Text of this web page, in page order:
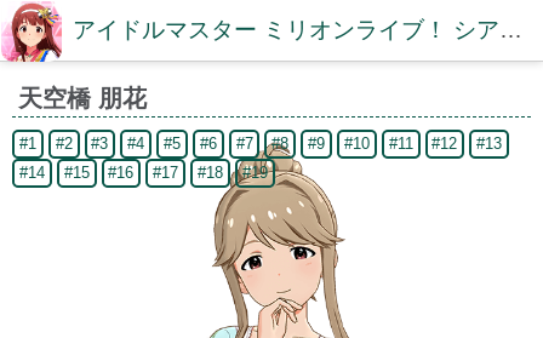
アイドルマスター ミリオンライブ！ シアターデイズDB【ミリシタDB】
天空橋 朋花
#1 #2 #3 #4 #5 #6 #7 #8 #9 #10 #11 #12
#13
#14
#15 #16 #17 #18 #19